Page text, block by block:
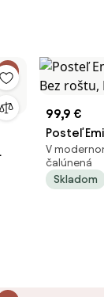
99,9 €
Posteľ
Bez
V
čalúnená
Skladom